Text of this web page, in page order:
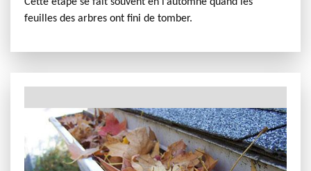
feuilles des arbres ont fini de tomber.